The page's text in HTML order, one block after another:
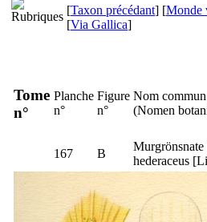
[Taxon précédant] [Monde
[Via Gallica]
Tome
n°
Planche
n°
Figure
n°
Nom
(Nomen
167 B
Murgrönsnate
hederaceus